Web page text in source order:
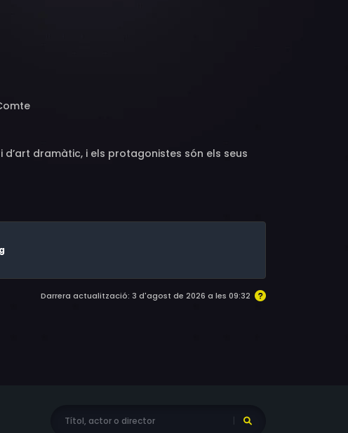
dramàtic, i els protagonistes són els seus
Darrera actualització: 3 d'agost de 2026 a les 09:32